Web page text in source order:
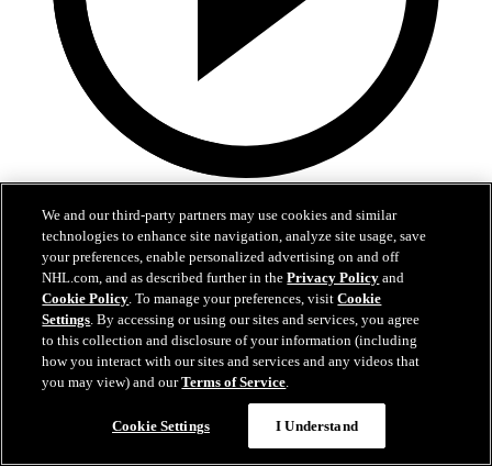
Point saute sur un retour
CAN@FIN: Point trouve le fond du filet sur un retour
17 févr. 2025
We and our third-party partners may use cookies and similar
technologies to enhance site navigation, analyze site usage, save
your preferences, enable personalized advertising on and off
NHL.com, and as described further in thePrivacy Policy and
Cookie Policy. To manage your preferences, visitCookie
Settings. By accessing or using our sites and services, you agree
to this collection and disclosure of your information (including
how you interact with our sites and services and any videos that
you may view) and ourTerms of Service.
Cookie Settings I Understand